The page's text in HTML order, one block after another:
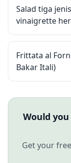
Salad tiga
vinaigrette
Frittata al
Bakar Itali)
Would
Get your